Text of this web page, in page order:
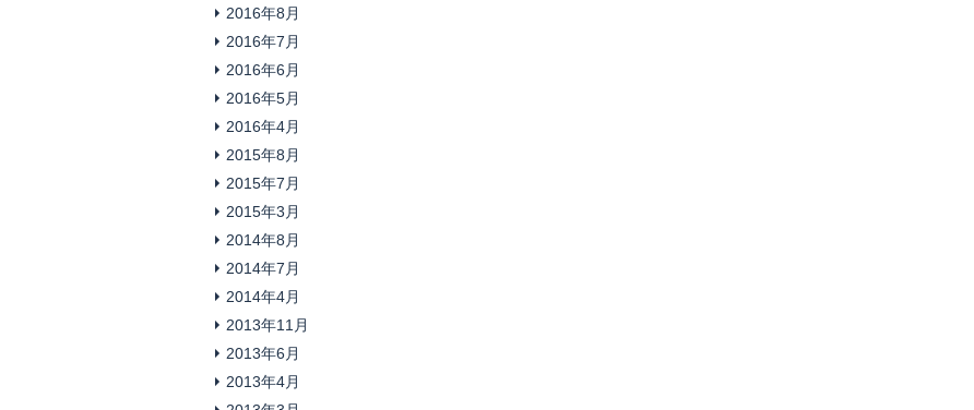
2016年8月
2016年7月
2016年6月
2016年5月
2016年4月
2015年8月
2015年7月
2015年3月
2014年8月
2014年7月
2014年4月
2013年11月
2013年6月
2013年4月